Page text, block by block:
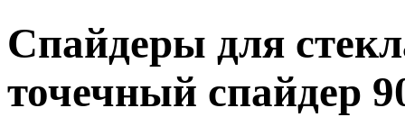
Спайдеры для
точечный спайдер